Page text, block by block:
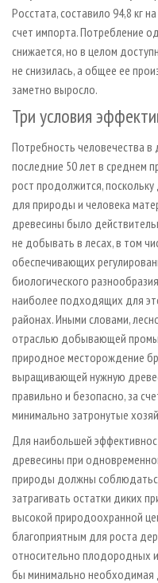
Росстата, составило 94,8 кг
счет импорта. Потребление
снижается, но в целом
не снизилась, а общее ее
заметно выросло.
Три условия
Потребность человечества в
последние 50 лет в среднем
рост продолжится,
для природы и человека
древесины было
не добывать в лесах, в том
обеспечивающих
биологического
наиболее подходящих для
районах. Иными словами,
отраслью добывающей
природное месторождение
выращивающей нужную
правильно и безопасно, за
минимально затронутые
Для наибольшей
древесины при
природы должны
затрагивать остатки диких
высокой природоохранной
благоприятным для роста
относительно плодородных
бы минимально необходимая